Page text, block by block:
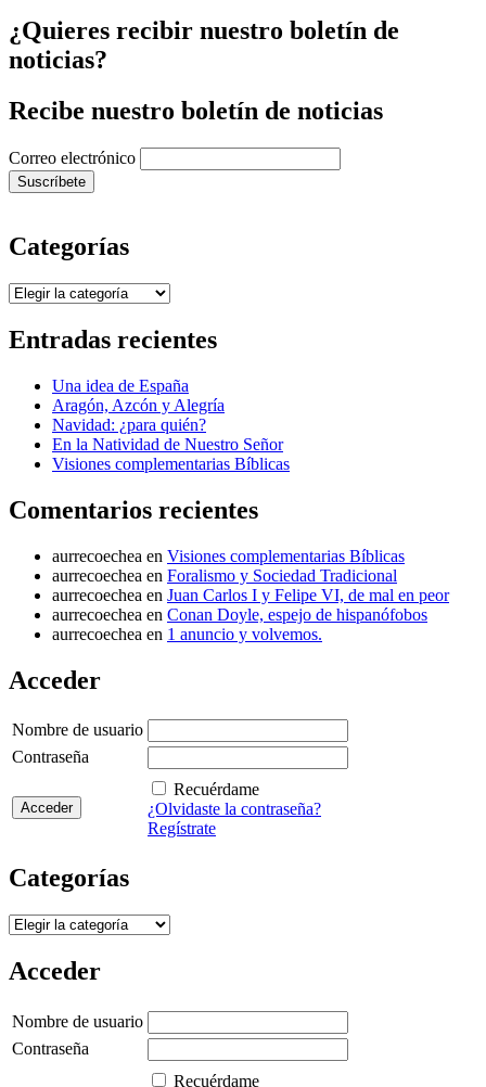
¿Quieres recibir nuestro boletín de
noticias?
Recibe nuestro boletín de noticias
Correo electrónico
Categorías
Categorías
Entradas recientes
Una idea de España
Aragón, Azcón y Alegría
Navidad: ¿para quién?
En la Natividad de Nuestro Señor
Visiones complementarias Bíblicas
Comentarios recientes
aurrecoechea en Visiones complementarias Bíblicas
aurrecoechea en Foralismo y Sociedad Tradicional
aurrecoechea en Juan Carlos I y Felipe VI, de mal en peor
aurrecoechea en Conan Doyle, espejo de hispanófobos
aurrecoechea en 1 anuncio y volvemos.
Acceder
Nombre de usuario
Contraseña
Recuérdame
¿Olvidaste la contraseña?
Regístrate
Categorías
Categorías
Acceder
Nombre de usuario
Contraseña
Recuérdame